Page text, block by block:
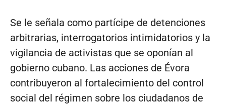
Se le señala como partícipe de detenciones
arbitrarias, interrogatorios intimidatorios y la
vigilancia de activistas que se oponían al
gobierno cubano. Las acciones de Évora
contribuyeron al fortalecimiento del control
social del régimen sobre los ciudadanos de